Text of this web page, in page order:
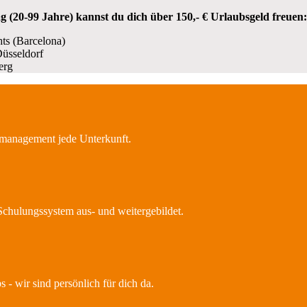
99 Jahre) kannst du dich über 150,- € Urlaubsgeld freuen:
(Barcelona)
jede Unterkunft.
aus- und weitergebildet.
- wir sind persönlich für dich da.